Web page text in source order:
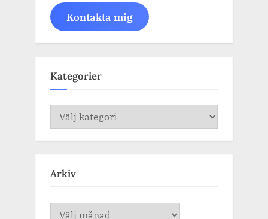
Kontakta mig
Kategorier
Kategorier
Arkiv
Arkiv